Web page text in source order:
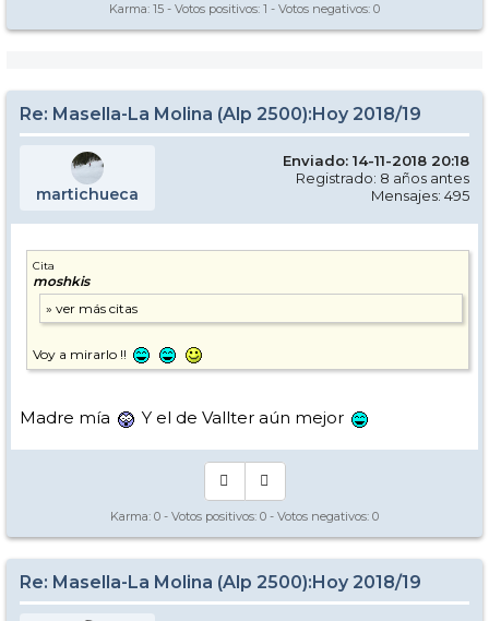
Karma: 15 - Votos positivos: 1 - Votos negativos: 0
Re: Masella-La Molina (Alp 2500):Hoy 2018/19
martichueca
Enviado: 14-11-2018 20:18
Registrado: 8 años antes
Mensajes: 495
Cita
moshkis
Voy a mirarlo !!
Madre mía Y el de Vallter aún mejor
Karma: 0 - Votos positivos: 0 - Votos negativos: 0
Re: Masella-La Molina (Alp 2500):Hoy 2018/19